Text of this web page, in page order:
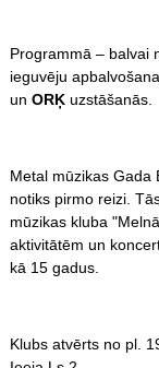
Programmā – balvai
ieguvēju
un ORĶ uzstāšanās.
Metal mūzikas Gada
notiks pirmo reizi.
mūzikas kluba
aktivitātēm un
kā 15 gadus.
Klubs atvērts no pl.